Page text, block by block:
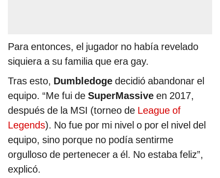
Para entonces, el jugador no había revelado
siquiera a su familia que era gay.
Tras esto, Dumbledoge decidió abandonar el
equipo. “Me fui de SuperMassive en 2017,
después de la MSI (torneo de League of
Legends). No fue por mi nivel o por el nivel del
equipo, sino porque no podía sentirme
orgulloso de pertenecer a él. No estaba feliz”,
explicó.